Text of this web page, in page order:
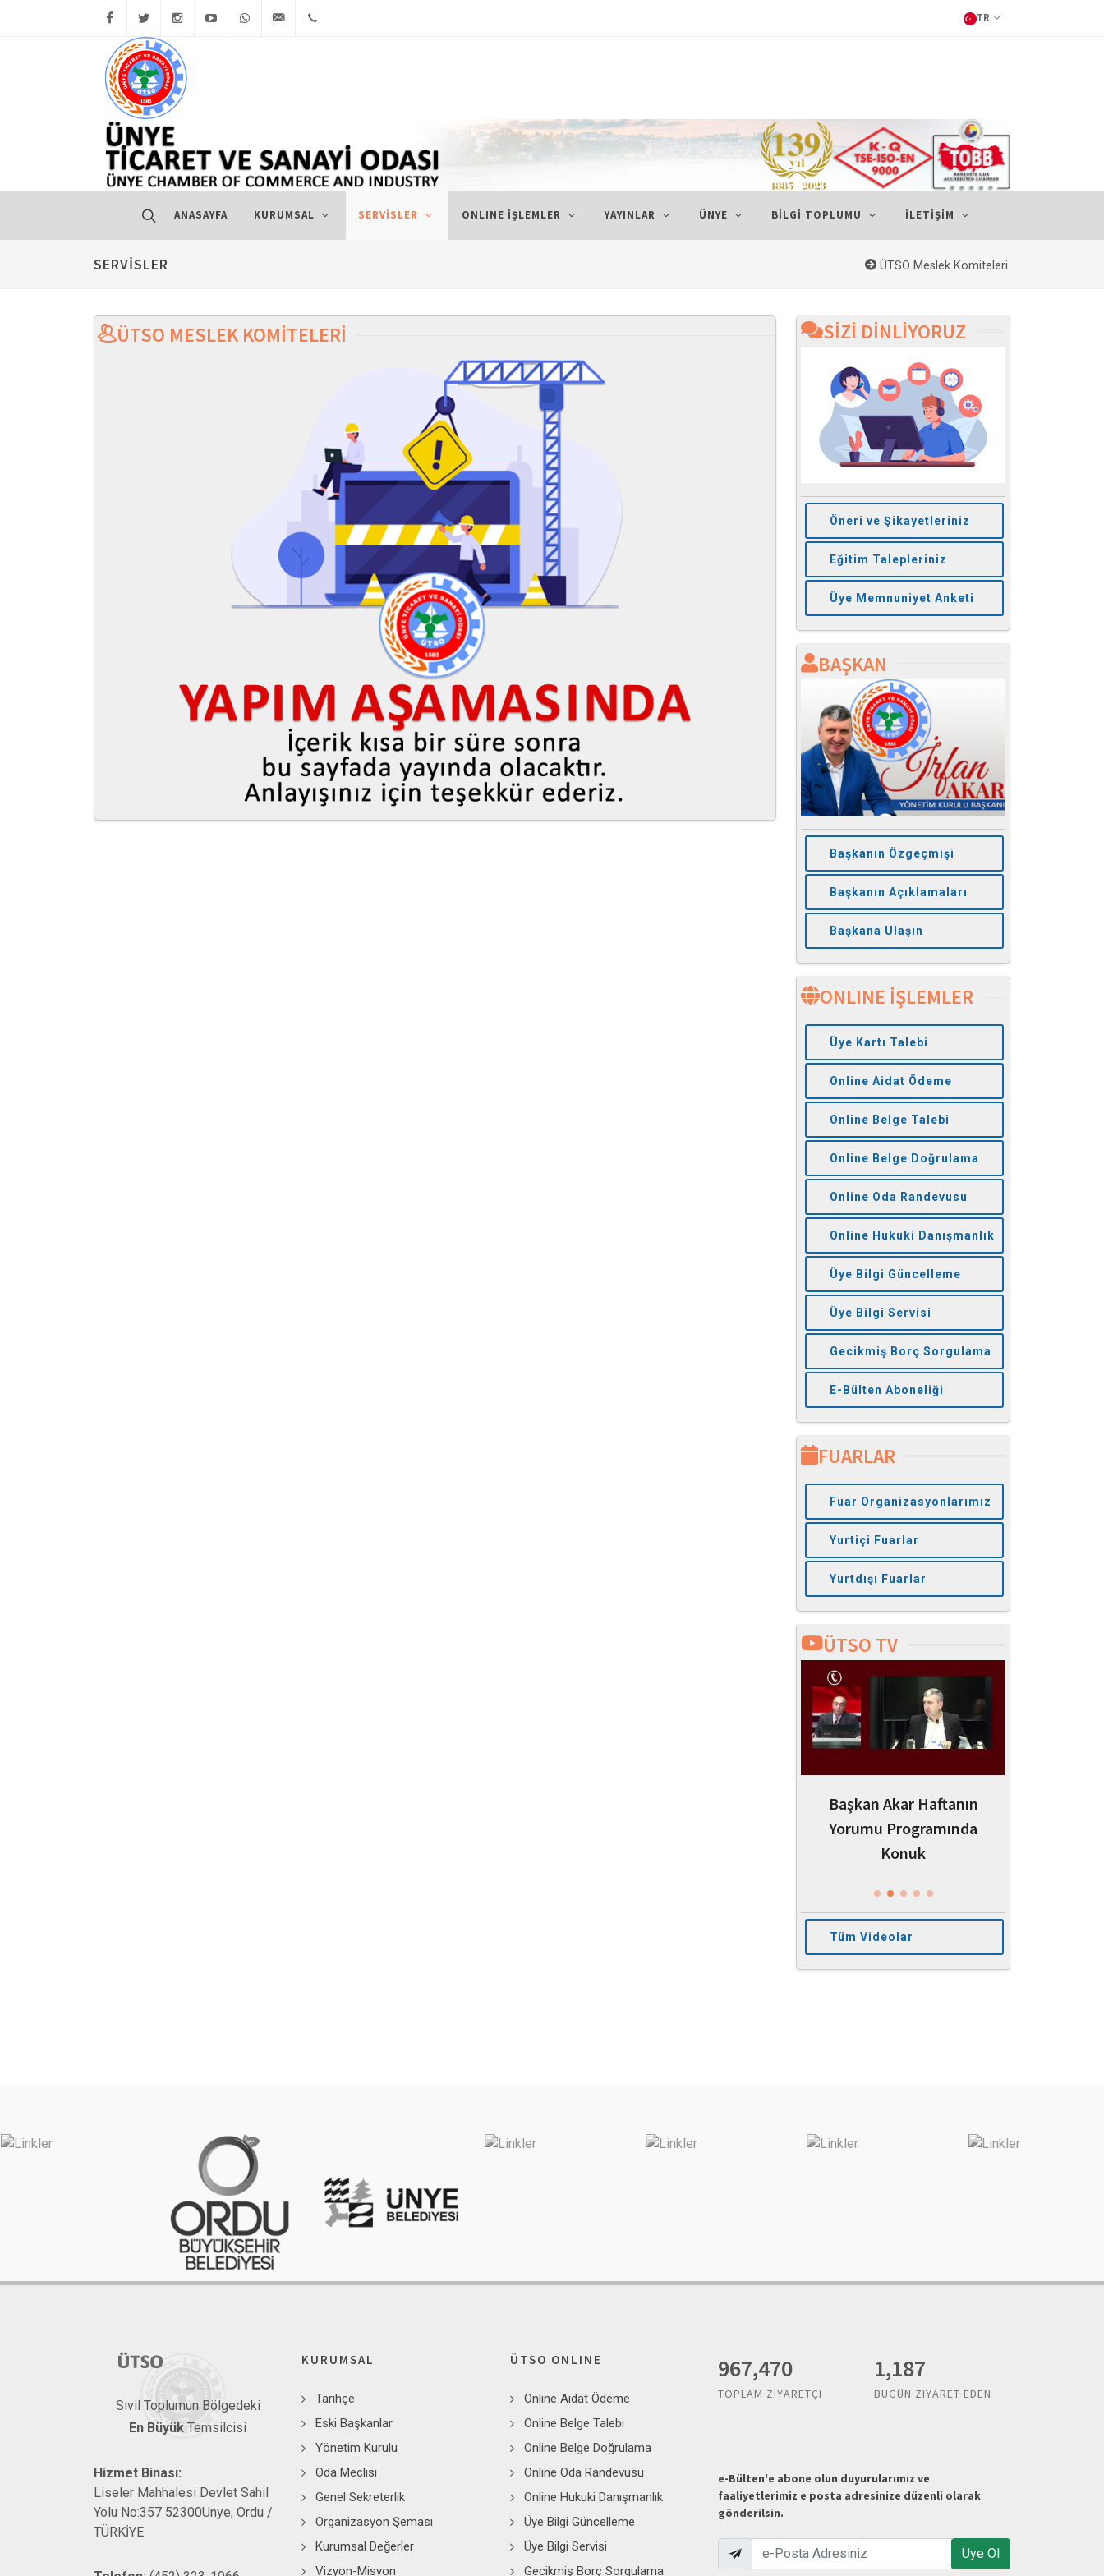
FacebookTwitter InstagramYouTubeWhatsAppe-Posta TR
ANASAYFA KURUMSAL SERVİSLER ONLINE İŞLEMLER YAYINLAR ÜNYE BİLGİ TOPLUMU İLETİŞİM
SERVİSLER ÜTSO Meslek Komiteleri
ÜTSO MESLEK KOMİTELERİ SİZİ DİNLİYORUZ
Öneri ve Şikayetleriniz
Eğitim Talepleriniz
Üye Memnuniyet Anketi
BAŞKAN
Başkanın Özgeçmişi
Başkanın Açıklamaları
Başkana Ulaşın
ONLINE İŞLEMLER
Üye Kartı Talebi
Online Aidat Ödeme
Online Belge Talebi
Online Belge Doğrulama
Online Oda Randevusu
Online Hukuki Danışmanlık
Üye Bilgi Güncelleme
Üye Bilgi Servisi
Gecikmiş Borç Sorgulama
E-Bülten Aboneliği
FUARLAR
Fuar Organizasyonlarımız
Yurtiçi Fuarlar
Yurtdışı Fuarlar
ÜTSO TV
Başkan Akar Haftanın
Yorumu Programında
Konuk
Tüm Videolar
Sivil Toplumun Bölgedeki
En Büyük Temsilcisi
Hizmet Binası:
Liseler Mahhalesi Devlet Sahil
Yolu No:357 52300Ünye, Ordu /
TÜRKİYE
KURUMSAL
Tarihçe
Eski Başkanlar
Yönetim Kurulu
Oda Meclisi
Genel Sekreterlik
Organizasyon Şeması
Kurumsal Değerler
Vizyon-Misyon
ÜTSO ONLINE
Online Aidat Ödeme
Online Belge Talebi
Online Belge Doğrulama
Online Oda Randevusu
Online Hukuki Danışmanlık
Üye Bilgi Güncelleme
Üye Bilgi Servisi
Gecikmiş Borç Sorgulama
1,114,056
TOPLAM ZIYARETÇI
1,187
BUGÜN ZIYARET EDEN
e-Bülten'e abone olun duyurularımız ve
faaliyetlerimiz e posta adresinize düzenli olarak
gönderilsin.
Üye Ol